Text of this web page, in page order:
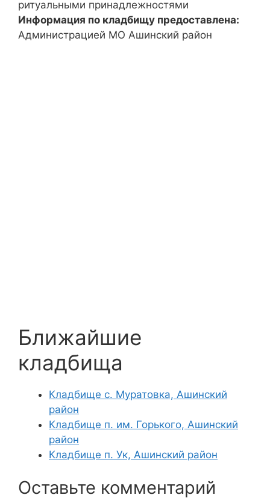
ритуальными принадлежностями
Информация по кладбищу предоставлена:
Администрацией МО Ашинский район
Ближайшие
кладбища
Кладбище с. Муратовка, Ашинский
район
Кладбище п. им. Горького, Ашинский
район
Кладбище п. Ук, Ашинский район
Оставьте комментарий